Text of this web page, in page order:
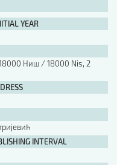
[B5, ћир]
[B5, лат]
[B5, енг]
YEAR
Ниш / 18000 Nis, 2
INTERVAL